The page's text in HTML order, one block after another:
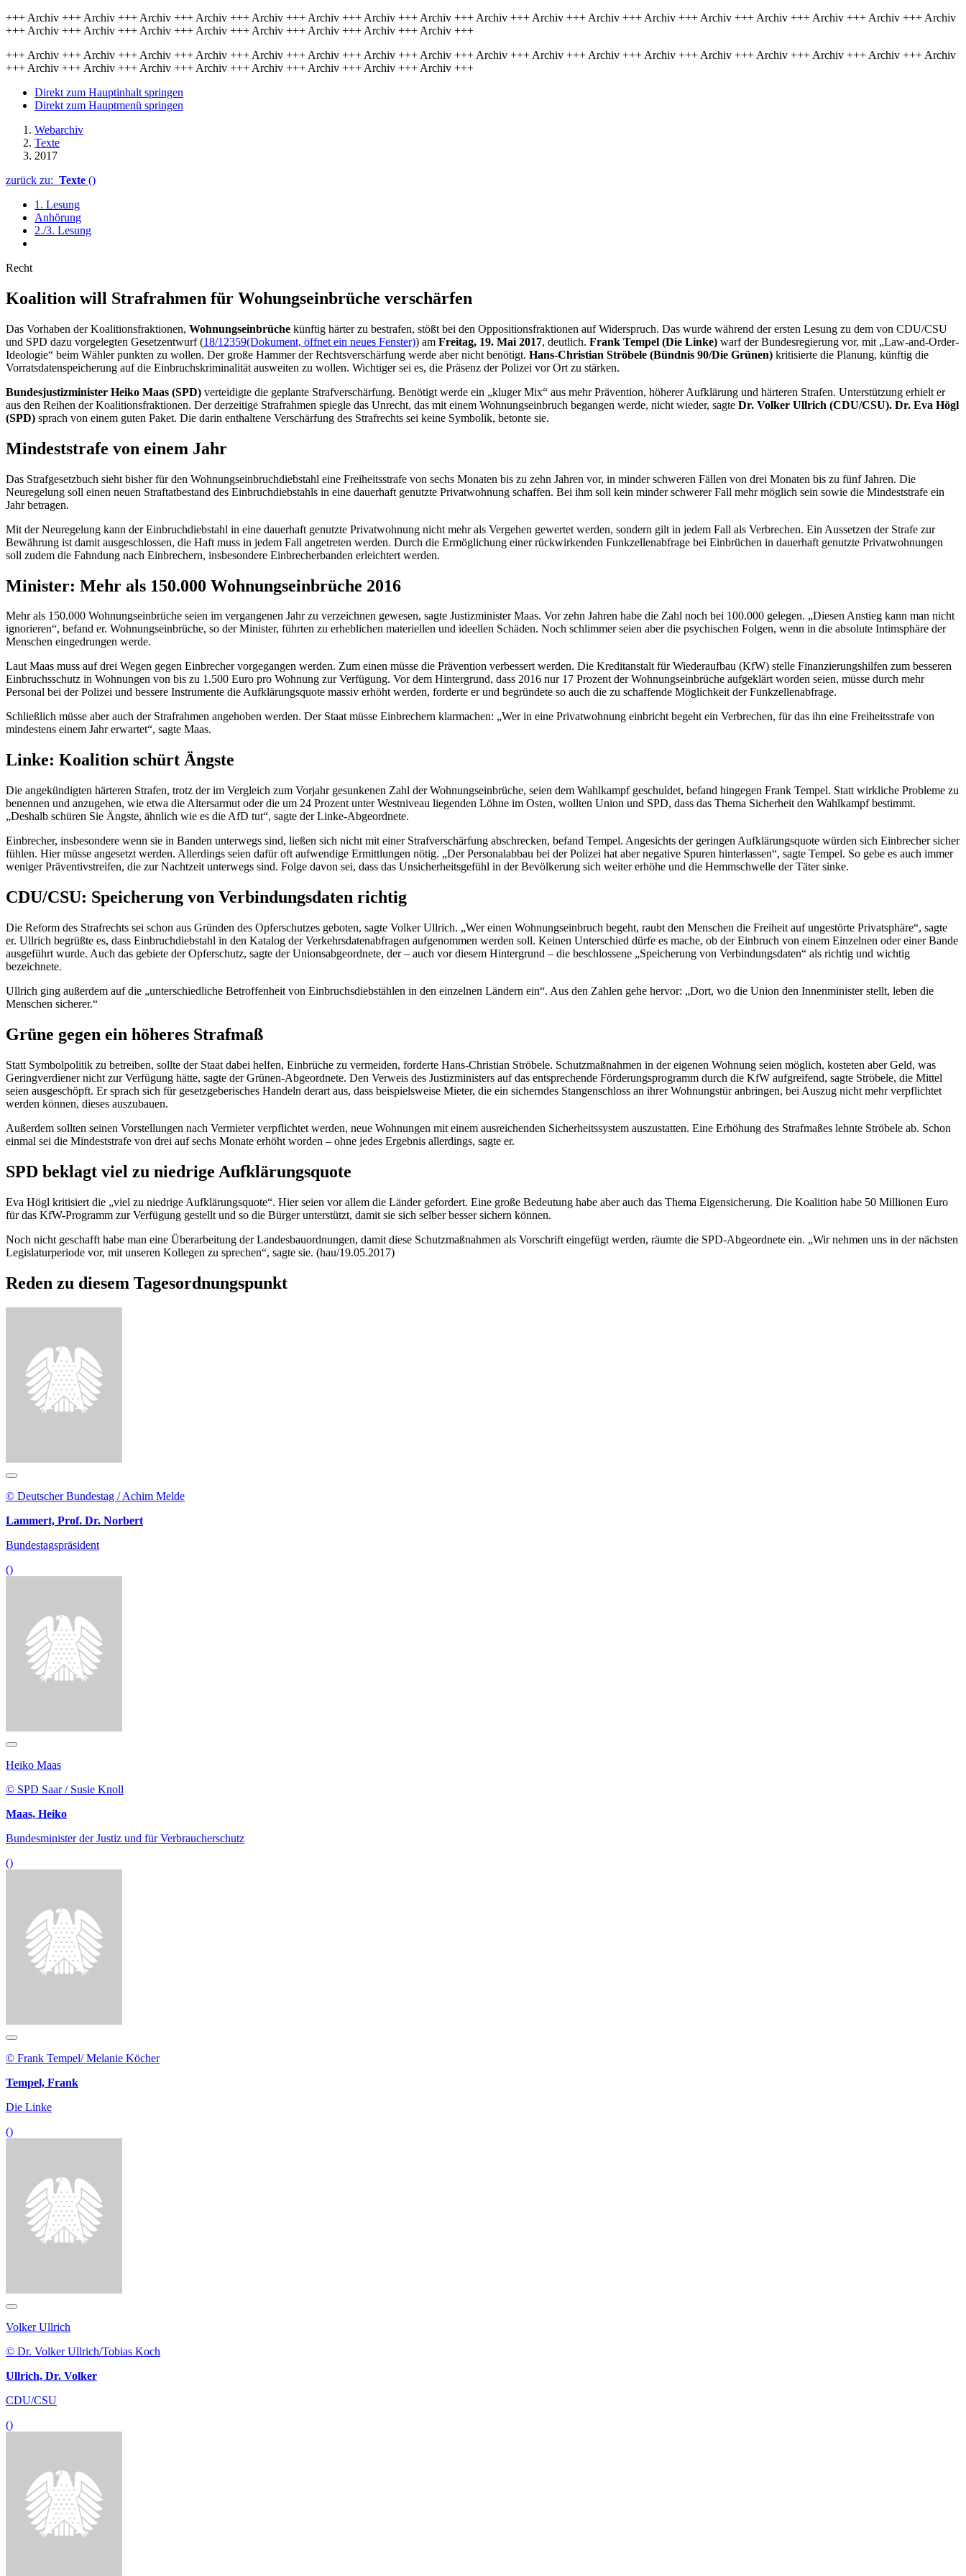
+++ Archiv +++ Archiv +++ Archiv +++ Archiv +++ Archiv +++ Archiv +++ Archiv +++ Archiv +++ Archiv +++ Archiv +++ Archiv +++ Archiv +++ Archiv +++ Archiv +++ Archiv +++ Archiv +++ Archiv
+++ Archiv +++ Archiv +++ Archiv +++ Archiv +++ Archiv +++ Archiv +++ Archiv +++ Archiv +++
+++ Archiv +++ Archiv +++ Archiv +++ Archiv +++ Archiv +++ Archiv +++ Archiv +++ Archiv +++ Archiv +++ Archiv +++ Archiv +++ Archiv +++ Archiv +++ Archiv +++ Archiv +++ Archiv +++ Archiv
+++ Archiv +++ Archiv +++ Archiv +++ Archiv +++ Archiv +++ Archiv +++ Archiv +++ Archiv +++
Direkt zum Hauptinhalt springen
Direkt zum Hauptmenü springen
Webarchiv
Texte
2017
zurück zu: Texte ()
1. Lesung
Anhörung
2./3. Lesung
Recht
Koalition will Strafrahmen für Wohungseinbrüche verschärfen
Das Vorhaben der Koalitionsfraktionen, Wohnungseinbrüche künftig härter zu bestrafen, stößt bei den Oppositionsfraktionen auf Widerspruch. Das wurde während der ersten Lesung zu dem von CDU/CSU
und SPD dazu vorgelegten Gesetzentwurf (18/12359(Dokument, öffnet ein neues Fenster)) am Freitag, 19. Mai 2017, deutlich. Frank Tempel (Die Linke) warf der Bundesregierung vor, mit „Law-and-Order-
Ideologie“ beim Wähler punkten zu wollen. Der große Hammer der Rechtsverschärfung werde aber nicht benötigt. Hans-Christian Ströbele (Bündnis 90/Die Grünen) kritisierte die Planung, künftig die
Vorratsdatenspeicherung auf die Einbruchskriminalität ausweiten zu wollen. Wichtiger sei es, die Präsenz der Polizei vor Ort zu stärken.
Bundesjustizminister Heiko Maas (SPD) verteidigte die geplante Strafverschärfung. Benötigt werde ein „kluger Mix“ aus mehr Prävention, höherer Aufklärung und härteren Strafen. Unterstützung erhielt er
aus den Reihen der Koalitionsfraktionen. Der derzeitige Strafrahmen spiegle das Unrecht, das mit einem Wohnungseinbruch begangen werde, nicht wieder, sagte Dr. Volker Ullrich (CDU/CSU). Dr. Eva Högl
(SPD) sprach von einem guten Paket. Die darin enthaltene Verschärfung des Strafrechts sei keine Symbolik, betonte sie.
Mindeststrafe von einem Jahr
Das Strafgesetzbuch sieht bisher für den Wohnungseinbruchdiebstahl eine Freiheitsstrafe von sechs Monaten bis zu zehn Jahren vor, in minder schweren Fällen von drei Monaten bis zu fünf Jahren. Die
Neuregelung soll einen neuen Straftatbestand des Einbruchdiebstahls in eine dauerhaft genutzte Privatwohnung schaffen. Bei ihm soll kein minder schwerer Fall mehr möglich sein sowie die Mindeststrafe ein
Jahr betragen.
Mit der Neuregelung kann der Einbruchdiebstahl in eine dauerhaft genutzte Privatwohnung nicht mehr als Vergehen gewertet werden, sondern gilt in jedem Fall als Verbrechen. Ein Aussetzen der Strafe zur
Bewährung ist damit ausgeschlossen, die Haft muss in jedem Fall angetreten werden. Durch die Ermöglichung einer rückwirkenden Funkzellenabfrage bei Einbrüchen in dauerhaft genutzte Privatwohnungen
soll zudem die Fahndung nach Einbrechern, insbesondere Einbrecherbanden erleichtert werden.
Minister: Mehr als 150.000 Wohnungseinbrüche 2016
Mehr als 150.000 Wohnungseinbrüche seien im vergangenen Jahr zu verzeichnen gewesen, sagte Justizminister Maas. Vor zehn Jahren habe die Zahl noch bei 100.000 gelegen. „Diesen Anstieg kann man nicht
ignorieren“, befand er. Wohnungseinbrüche, so der Minister, führten zu erheblichen materiellen und ideellen Schäden. Noch schlimmer seien aber die psychischen Folgen, wenn in die absolute Intimsphäre der
Menschen eingedrungen werde.
Laut Maas muss auf drei Wegen gegen Einbrecher vorgegangen werden. Zum einen müsse die Prävention verbessert werden. Die Kreditanstalt für Wiederaufbau (KfW) stelle Finanzierungshilfen zum besseren
Einbruchsschutz in Wohnungen von bis zu 1.500 Euro pro Wohnung zur Verfügung. Vor dem Hintergrund, dass 2016 nur 17 Prozent der Wohnungseinbrüche aufgeklärt worden seien, müsse durch mehr
Personal bei der Polizei und bessere Instrumente die Aufklärungsquote massiv erhöht werden, forderte er und begründete so auch die zu schaffende Möglichkeit der Funkzellenabfrage.
Schließlich müsse aber auch der Strafrahmen angehoben werden. Der Staat müsse Einbrechern klarmachen: „Wer in eine Privatwohnung einbricht begeht ein Verbrechen, für das ihn eine Freiheitsstrafe von
mindestens einem Jahr erwartet“, sagte Maas.
Linke: Koalition schürt Ängste
Die angekündigten härteren Strafen, trotz der im Vergleich zum Vorjahr gesunkenen Zahl der Wohnungseinbrüche, seien dem Wahlkampf geschuldet, befand hingegen Frank Tempel. Statt wirkliche Probleme zu
benennen und anzugehen, wie etwa die Altersarmut oder die um 24 Prozent unter Westniveau liegenden Löhne im Osten, wollten Union und SPD, dass das Thema Sicherheit den Wahlkampf bestimmt.
„Deshalb schüren Sie Ängste, ähnlich wie es die AfD tut“, sagte der Linke-Abgeordnete.
Einbrecher, insbesondere wenn sie in Banden unterwegs sind, ließen sich nicht mit einer Strafverschärfung abschrecken, befand Tempel. Angesichts der geringen Aufklärungsquote würden sich Einbrecher sicher
fühlen. Hier müsse angesetzt werden. Allerdings seien dafür oft aufwendige Ermittlungen nötig. „Der Personalabbau bei der Polizei hat aber negative Spuren hinterlassen“, sagte Tempel. So gebe es auch immer
weniger Präventivstreifen, die zur Nachtzeit unterwegs sind. Folge davon sei, dass das Unsicherheitsgefühl in der Bevölkerung sich weiter erhöhe und die Hemmschwelle der Täter sinke.
CDU/CSU: Speicherung von Verbindungsdaten richtig
Die Reform des Strafrechts sei schon aus Gründen des Opferschutzes geboten, sagte Volker Ullrich. „Wer einen Wohnungseinbruch begeht, raubt den Menschen die Freiheit auf ungestörte Privatsphäre“, sagte
er. Ullrich begrüßte es, dass Einbruchdiebstahl in den Katalog der Verkehrsdatenabfragen aufgenommen werden soll. Keinen Unterschied dürfe es mache, ob der Einbruch von einem Einzelnen oder einer Bande
ausgeführt wurde. Auch das gebiete der Opferschutz, sagte der Unionsabgeordnete, der – auch vor diesem Hintergrund – die beschlossene „Speicherung von Verbindungsdaten“ als richtig und wichtig
bezeichnete.
Ullrich ging außerdem auf die „unterschiedliche Betroffenheit von Einbruchsdiebstählen in den einzelnen Ländern ein“. Aus den Zahlen gehe hervor: „Dort, wo die Union den Innenminister stellt, leben die
Menschen sicherer.“
Grüne gegen ein höheres Strafmaß
Statt Symbolpolitik zu betreiben, sollte der Staat dabei helfen, Einbrüche zu vermeiden, forderte Hans-Christian Ströbele. Schutzmaßnahmen in der eigenen Wohnung seien möglich, kosteten aber Geld, was
Geringverdiener nicht zur Verfügung hätte, sagte der Grünen-Abgeordnete. Den Verweis des Justizministers auf das entsprechende Förderungsprogramm durch die KfW aufgreifend, sagte Ströbele, die Mittel
seien ausgeschöpft. Er sprach sich für gesetzgeberisches Handeln derart aus, dass beispielsweise Mieter, die ein sicherndes Stangenschloss an ihrer Wohnungstür anbringen, bei Auszug nicht mehr verpflichtet
werden können, dieses auszubauen.
Außerdem sollten seinen Vorstellungen nach Vermieter verpflichtet werden, neue Wohnungen mit einem ausreichenden Sicherheitssystem auszustatten. Eine Erhöhung des Strafmaßes lehnte Ströbele ab. Schon
einmal sei die Mindeststrafe von drei auf sechs Monate erhöht worden – ohne jedes Ergebnis allerdings, sagte er.
SPD beklagt viel zu niedrige Aufklärungsquote
Eva Högl kritisiert die „viel zu niedrige Aufklärungsquote“. Hier seien vor allem die Länder gefordert. Eine große Bedeutung habe aber auch das Thema Eigensicherung. Die Koalition habe 50 Millionen Euro
für das KfW-Programm zur Verfügung gestellt und so die Bürger unterstützt, damit sie sich selber besser sichern können.
Noch nicht geschafft habe man eine Überarbeitung der Landesbauordnungen, damit diese Schutzmaßnahmen als Vorschrift eingefügt werden, räumte die SPD-Abgeordnete ein. „Wir nehmen uns in der nächsten
Legislaturperiode vor, mit unseren Kollegen zu sprechen“, sagte sie. (hau/19.05.2017)
Reden zu diesem Tagesordnungspunkt
© Deutscher Bundestag / Achim Melde
Lammert, Prof. Dr. Norbert
Bundestagspräsident
()
Heiko Maas
© SPD Saar / Susie Knoll
Maas, Heiko
Bundesminister der Justiz und für Verbraucherschutz
()
© Frank Tempel/ Melanie Köcher
Tempel, Frank
Die Linke
()
Volker Ullrich
© Dr. Volker Ullrich/Tobias Koch
Ullrich, Dr. Volker
CDU/CSU
()